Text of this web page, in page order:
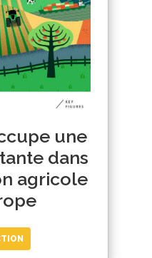
une
dans
agricole